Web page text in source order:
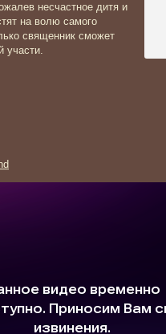
несчастное дитя и
на волю самого
священник сможет
участи.